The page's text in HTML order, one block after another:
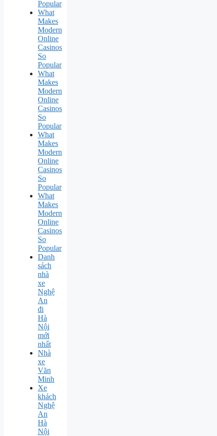
Popular
What
Makes
Modern
Online
Casinos
So
Popular
What
Makes
Modern
Online
Casinos
So
Popular
What
Makes
Modern
Online
Casinos
So
Popular
What
Makes
Modern
Online
Casinos
So
Popular
Danh
sách
nhà
xe
Nghệ
An
đi
Hà
Nội
mới
nhất
Nhà
xe
Văn
Minh
Xe
khách
Nghệ
An
Hà
Nội